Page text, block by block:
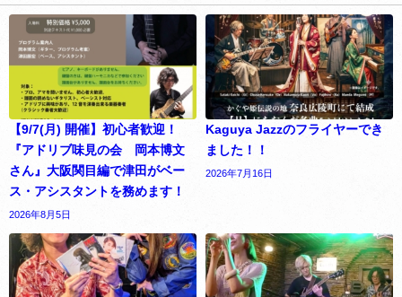
【9/7(月) 開催】初心者歓迎！
『アドリブ味見の会 岡本博文
さん』大阪関目編で津田がベー
ス・アシスタントを務めます！
2026年8月5日
Kaguya Jazzのフライヤーでき
ました！！
2026年7月16日